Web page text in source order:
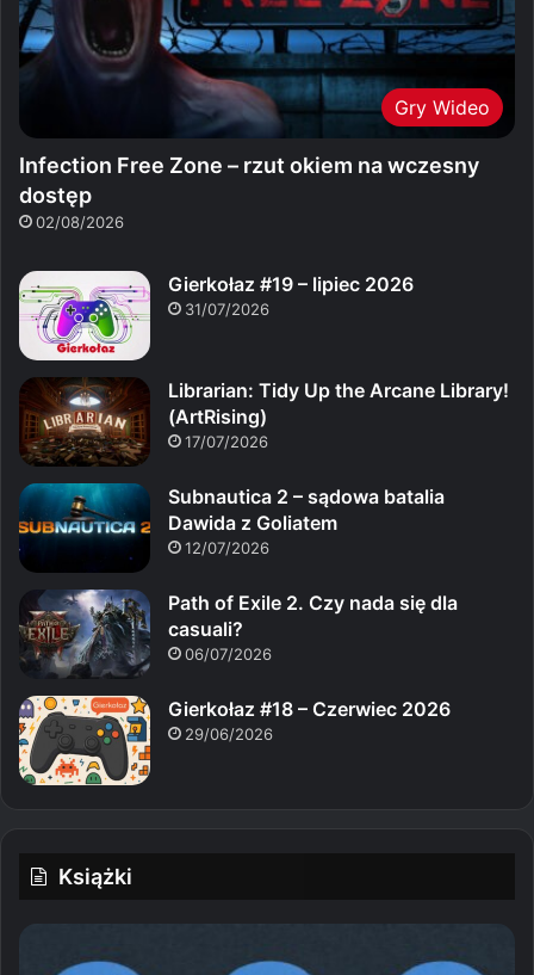
Gry Wideo
Infection Free Zone – rzut okiem na wczesny
dostęp
02/08/2026
Gierkołaz #19 – lipiec 2026
31/07/2026
Librarian: Tidy Up the Arcane Library!
(ArtRising)
17/07/2026
Subnautica 2 – sądowa batalia
Dawida z Goliatem
12/07/2026
Path of Exile 2. Czy nada się dla
casuali?
06/07/2026
Gierkołaz #18 – Czerwiec 2026
29/06/2026
Książki